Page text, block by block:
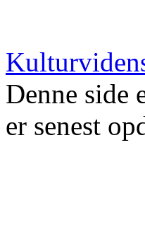
Denne side
er senest